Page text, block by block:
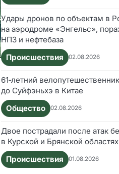
Удары дронов по объектам в
на аэродроме «Энгельс»,
НПЗ и нефтебаза
Происшествия
02.08.2026
61‑летний
до Суйфэньхэ в Китае
Общество
02.08.2026
Двое пострадали после атак
в Курской и Брянской областях
Происшествия
01.08.2026